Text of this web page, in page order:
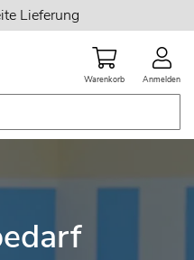
Lieferung
Warenkorb Anmelden